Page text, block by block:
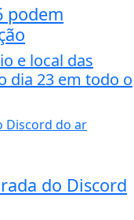
podem
e local das
dia 23 em todo o
do Discord